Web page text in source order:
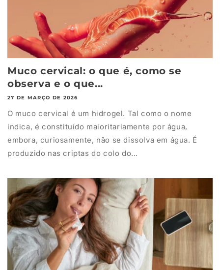
Muco cervical: o que é, como se
observa e o que...
27 DE MARÇO DE 2026
O muco cervical é um hidrogel. Tal como o nome
indica, é constituído maioritariamente por água,
embora, curiosamente, não se dissolva em água. É
produzido nas criptas do colo do...